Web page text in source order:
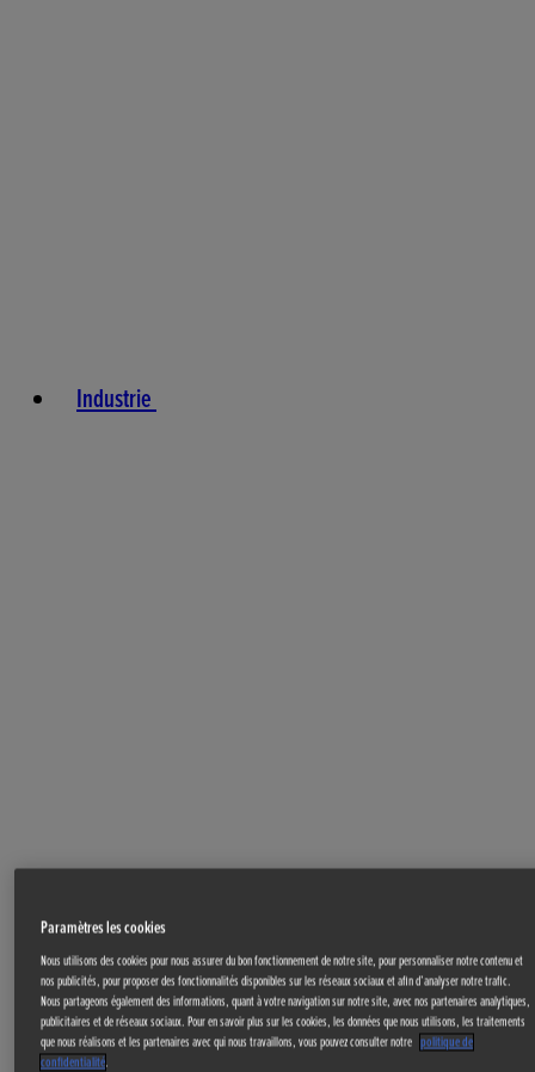
Industrie
Paramètres les cookies
Nous utilisons des cookies pour nous assurer du bon fonctionnement de notre site, pour personnaliser notre contenu et
nos publicités, pour proposer des fonctionnalités disponibles sur les réseaux sociaux et afin d’analyser notre trafic.
Nous partageons également des informations, quant à votre navigation sur notre site, avec nos partenaires analytiques,
publicitaires et de réseaux sociaux. Pour en savoir plus sur les cookies, les données que nous utilisons, les traitements
que nous réalisons et les partenaires avec qui nous travaillons, vous pouvez consulter notre politique de
confidentialité.